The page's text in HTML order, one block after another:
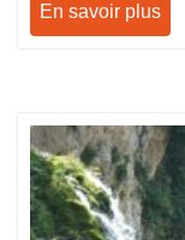
En savoir plus